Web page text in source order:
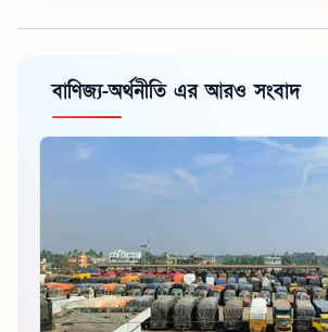
বাণিজ্য-অর্থনীতি এর আরও সংবাদ